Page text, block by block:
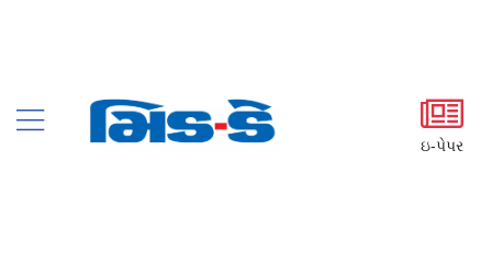
ઇ-પેપર